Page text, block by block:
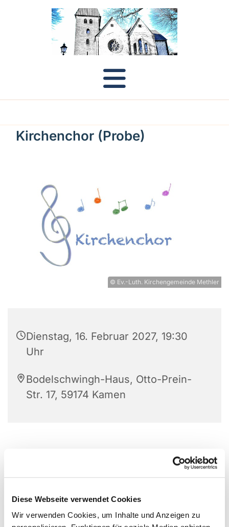
Diese Webseite verwendet Cookies
Wir verwenden Cookies, um Inhalte und Anzeigen zu
Kirchenchor (Probe)
© Ev.-Luth. Kirchengemeinde Methler
Dienstag, 16. Februar 2027, 19:30
Uhr
Bodelschwingh-Haus, Otto-Prein-
Str. 17, 59174 Kamen